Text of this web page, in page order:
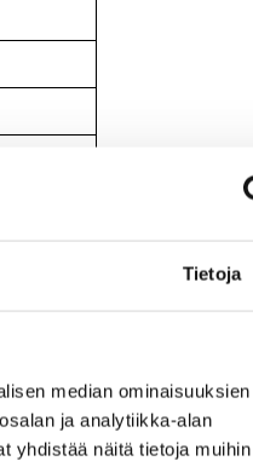
Tietoja
median
ja analytiikka-alan
yhdistää näitä tietoja